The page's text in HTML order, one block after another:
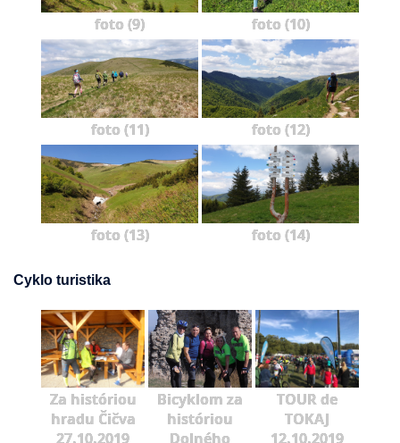
foto (9) foto (10)
foto (11) foto (12)
foto (13) foto (14)
Cyklo turistika
Za históriou
hradu Čičva
27.10.2019
Bicyklom za
históriou
Dolného
TOUR de
TOKAJ
12.10.2019